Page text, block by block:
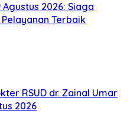
2026: Siaga
Terbaik
RSUD dr. Zainal Umar
2026